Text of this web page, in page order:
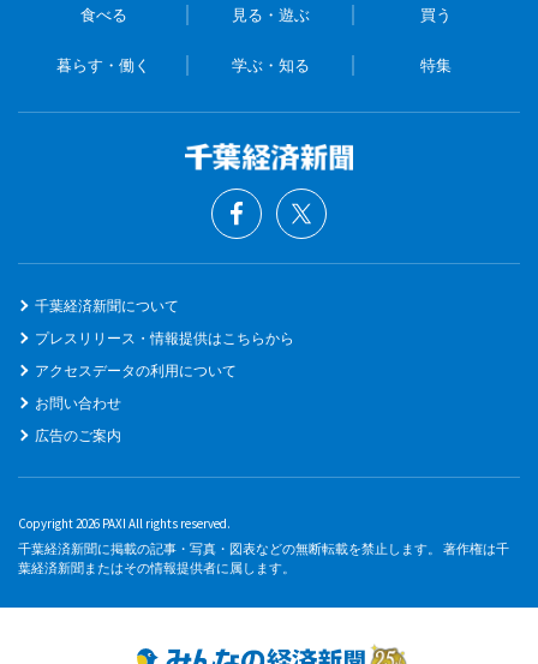
食べる 見る・遊ぶ 買う
暮らす・働く 学ぶ・知る 特集
千葉経済新聞について
プレスリリース・情報提供はこちらから
アクセスデータの利用について
お問い合わせ
広告のご案内
Copyright 2026 PAXI All rights reserved.
千葉経済新聞に掲載の記事・写真・図表などの無断転載を禁止します。 著作権は千
葉経済新聞またはその情報提供者に属します。